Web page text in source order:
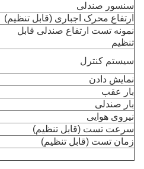
سنسور صندلی
ارتفاع محرک اجباری (قابل تنظیم)
نمونه تست ارتفاع صندلی قابل
تنظیم
سیستم کنترل
نمایش دادن
بار عقب
بار صندلی
نیروی هوایی
سرعت تست (قابل تنظیم)
زمان تست (قابل تنظیم)